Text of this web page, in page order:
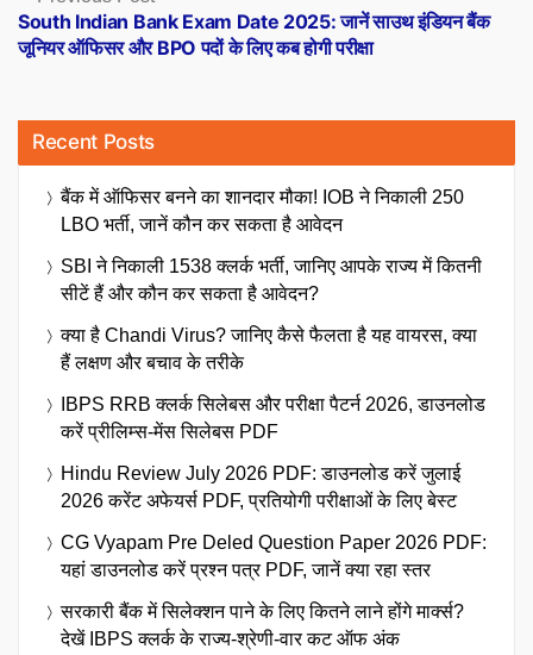
post:
South Indian Bank Exam Date 2025: जानें साउथ इंडियन बैंक
जूनियर ऑफिसर और BPO पदों के लिए कब होगी परीक्षा
Recent Posts
बैंक में ऑफिसर बनने का शानदार मौका! IOB ने निकाली 250
LBO भर्ती, जानें कौन कर सकता है आवेदन
SBI ने निकाली 1538 क्लर्क भर्ती, जानिए आपके राज्य में कितनी
सीटें हैं और कौन कर सकता है आवेदन?
क्या है Chandi Virus? जानिए कैसे फैलता है यह वायरस, क्या
हैं लक्षण और बचाव के तरीके
IBPS RRB क्लर्क सिलेबस और परीक्षा पैटर्न 2026, डाउनलोड
करें प्रीलिम्स-मेंस सिलेबस PDF
Hindu Review July 2026 PDF: डाउनलोड करें जुलाई
2026 करेंट अफेयर्स PDF, प्रतियोगी परीक्षाओं के लिए बेस्ट
CG Vyapam Pre Deled Question Paper 2026 PDF:
यहां डाउनलोड करें प्रश्न पत्र PDF, जानें क्या रहा स्तर
सरकारी बैंक में सिलेक्शन पाने के लिए कितने लाने होंगे मार्क्स?
देखें IBPS क्लर्क के राज्य-श्रेणी-वार कट ऑफ अंक